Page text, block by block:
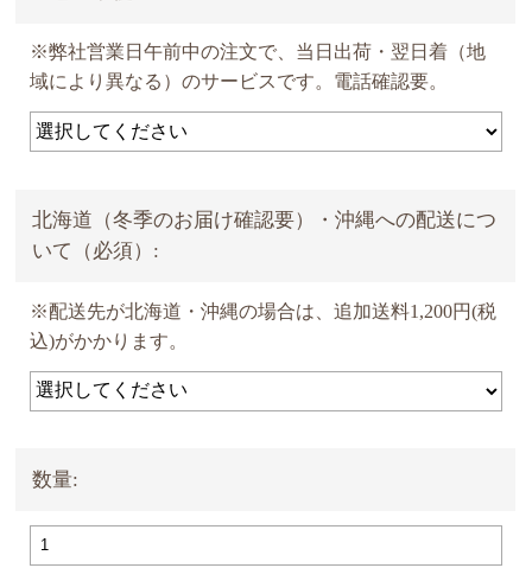
※弊社営業日午前中の注文で、当日出荷・翌日着（地
域により異なる）のサービスです。電話確認要。
北海道（冬季のお届け確認要）・沖縄への配送につ
いて（必須）:
※配送先が北海道・沖縄の場合は、追加送料1,200円(税
込)がかかります。
数量: